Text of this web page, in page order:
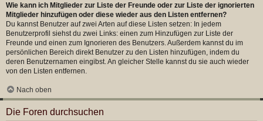
Wie kann ich Mitglieder zur Liste der Freunde oder zur Liste der ignorierten
Mitglieder hinzufügen oder diese wieder aus den Listen entfernen?
Du kannst Benutzer auf zwei Arten auf diese Listen setzen: In jedem
Benutzerprofil siehst du zwei Links: einen zum Hinzufügen zur Liste der
Freunde und einen zum Ignorieren des Benutzers. Außerdem kannst du im
persönlichen Bereich direkt Benutzer zu den Listen hinzufügen, indem du
deren Benutzernamen eingibst. An gleicher Stelle kannst du sie auch wieder
von den Listen entfernen.
Nach oben
Die Foren durchsuchen